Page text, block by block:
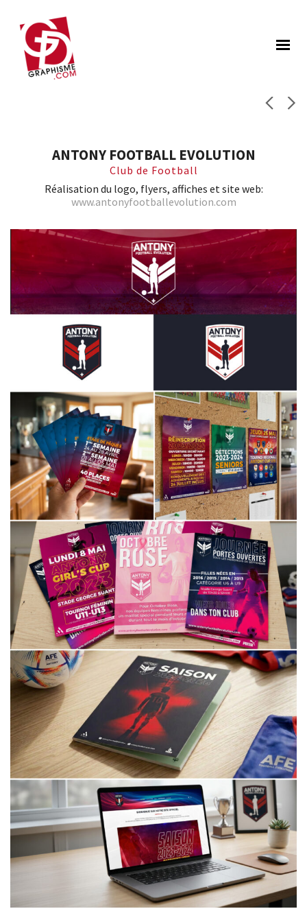
ANTONY FOOTBALL EVOLUTION
Club de Football
Réalisation du logo, flyers, affiches et site web:
www.antonyfootballevolution.com